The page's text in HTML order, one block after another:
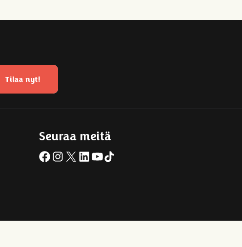
Tilaa nyt!
Seuraa meitä
Facebook
Instagram
X LinkedIn
YouTube
TikTok